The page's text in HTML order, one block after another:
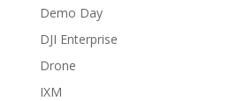
Demo Day
DJI Enterprise
Drone
IXM